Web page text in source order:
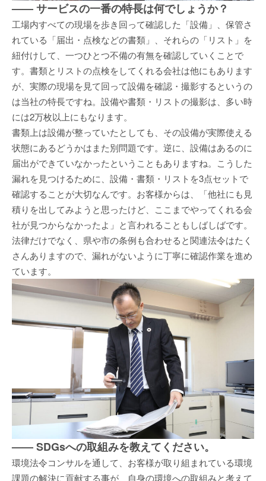
—— サービスの一番の特長は何でしょうか？
工場内すべての現場を歩き回って確認した「設備」、保管さ
れている「届出・点検などの書類」、それらの「リスト」を
紐付けして、一つひとつ不備の有無を確認していくことで
す。書類とリストの点検をしてくれる会社は他にもあります
が、実際の現場を見て回って設備を確認・撮影するというの
は当社の特長ですね。設備や書類・リストの撮影は、多い時
には2万枚以上にもなります。
書類上は設備が整っていたとしても、その設備が実際使える
状態にあるどうかはまた別問題です。逆に、設備はあるのに
届出ができていなかったということもありますね。こうした
漏れを見つけるために、設備・書類・リストを3点セットで
確認することが大切なんです。お客様からは、「他社にも見
積りを出してみようと思ったけど、ここまでやってくれる会
社が見つからなかったよ」と言われることもしばしばです。
法律だけでなく、県や市の条例も合わせると関連法令はたく
さんありますので、漏れがないように丁寧に確認作業を進め
ています。
—— SDGsへの取組みを教えてください。
環境法令コンサルを通して、お客様が取り組まれている環境
課題の解決に貢献する事が、自身の環境への取組みと考えて